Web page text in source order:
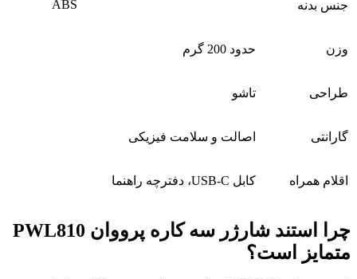
جنس بدنه ABS
وزن حدود 200 گرم
طراحی تاشو
گارانتی اصالت و سلامت فیزیکی
اقلام همراه کابل USB-C، دفترچه راهنما
چرا استند شارژر سه کاره پرووان PWL810
متمایز است؟